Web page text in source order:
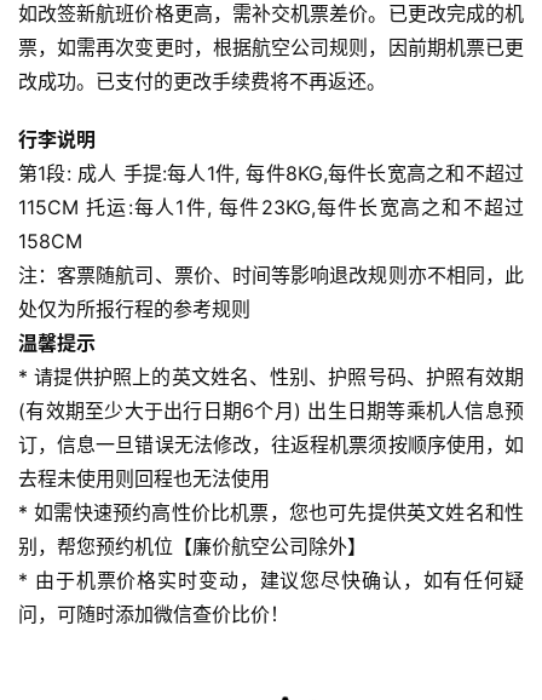
如改签新航班价格更高，需补交机票差价。已更改完成的机
票，如需再次变更时，根据航空公司规则，因前期机票已更
改成功。已支付的更改手续费将不再返还。
行李说明
第1段: 成人 手提:每人1件, 每件8KG,每件长宽高之和不超过
115CM 托运:每人1件, 每件23KG,每件长宽高之和不超过
158CM
注：客票随航司、票价、时间等影响退改规则亦不相同，此
处仅为所报行程的参考规则
温馨提示
* 请提供护照上的英文姓名、性别、护照号码、护照有效期
(有效期至少大于出行日期6个月) 出生日期等乘机人信息预
订，信息一旦错误无法修改，往返程机票须按顺序使用，如
去程未使用则回程也无法使用
* 如需快速预约高性价比机票，您也可先提供英文姓名和性
别，帮您预约机位【廉价航空公司除外】
* 由于机票价格实时变动，建议您尽快确认，如有任何疑
问，可随时添加微信查价比价！